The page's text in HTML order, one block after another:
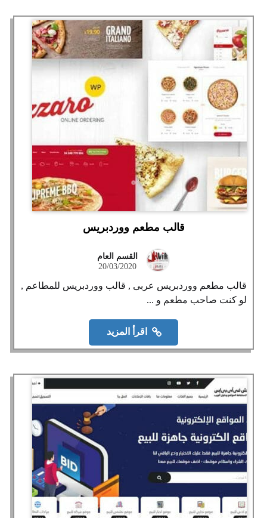
قالب مطعم ووردبريس
القسم العام
20/03/2020
قالب مطعم ووردبريس عربى , قالب ووردبريس للمطاعم ,
لو كنت صاحب مطعم و ...
اقرأ المزيد